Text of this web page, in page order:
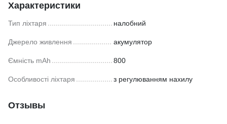
Характеристики
Тип ліхтаря налобний
Джерело живлення акумулятор
Ємність mAh 800
Особливості ліхтаря з регулюванням нахилу
Отзывы